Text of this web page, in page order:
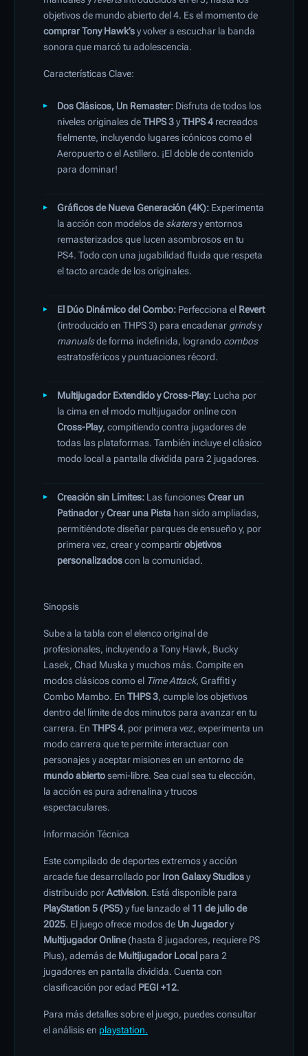
objetivos de mundo abierto del 4. Es el momento de
comprar Tony Hawk’sy volver a escuchar la banda
sonora que marcó tu adolescencia.
Características Clave:
Dos Clásicos, Un Remaster: Disfruta de todos los
niveles originales deTHPS 3yTHPS 4 recreados
fielmente, incluyendo lugares icónicos como el
Aeropuerto o el Astillero. ¡El doble de contenido
para dominar!
Gráficos de Nueva Generación (4K): Experimenta
la acción con modelos de skatersy entornos
remasterizados que lucen asombrosos en tu
PS4. Todo con una jugabilidad fluida que respeta
el tacto arcade de los originales.
El Dúo Dinámico del Combo: Perfecciona el Revert
(introducido en THPS 3) para encadenar grindsy
manualsde forma indefinida, logrando combos
estratosféricos y puntuaciones récord.
Multijugador Extendido y Cross-Play: Lucha por
la cima en el modo multijugador online con
Cross-Play, compitiendo contra jugadores de
todas las plataformas. También incluye el clásico
modo local a pantalla dividida para 2 jugadores.
Creación sin Límites: Las funcionesCrear un
PatinadoryCrear una Pista han sido ampliadas,
permitiéndote diseñar parques de ensueño y, por
primera vez, crear y compartirobjetivos
personalizadoscon la comunidad.
Sinopsis
Sube a la tabla con el elenco original de
profesionales, incluyendo a Tony Hawk, Bucky
Lasek, Chad Muska y muchos más. Compite en
modos clásicos como el Time Attack, Graffiti y
Combo Mambo. En THPS 3, cumple los objetivos
dentro del límite de dos minutos para avanzar en tu
carrera. En THPS 4, por primera vez, experimenta un
modo carrera que te permite interactuar con
personajes y aceptar misiones en un entorno de
mundo abiertosemi-libre. Sea cual sea tu elección,
la acción es pura adrenalina y trucos
espectaculares.
Información Técnica
Este compilado de deportes extremos y acción
arcade fue desarrollado por Iron Galaxy Studiosy
distribuido porActivision. Está disponible para
PlayStation 5 (PS5)y fue lanzado el 11 de julio de
2025. El juego ofrece modos de Un Jugadory
Multijugador Online(hasta 8 jugadores, requiere PS
Plus), además de Multijugador Local para 2
jugadores en pantalla dividida. Cuenta con
clasificación por edad PEGI +12.
Para más detalles sobre el juego, puedes consultar
el análisis en playstation.